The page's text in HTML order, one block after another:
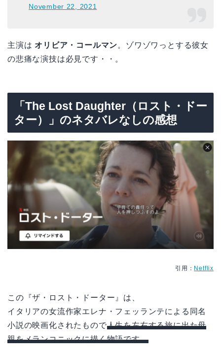
November 22, 2021
主演は オリビア・コールマン。ゾワゾワっとする彼女
の悲痛な演技は必見です・・。
「The Lost Daughter（ロスト・ドー
ター）」のネタバレなしの感想
引用： Netflix
この『ザ・ロスト・ドーター』は、
イタリアの女流作家エレナ・フェッランテによる同名
小説の映画化されたもので人生を左右する旅に出た母
親をメランコニックに描く物語です。